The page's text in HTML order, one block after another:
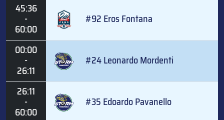
45:36
-
60:00
#92 Eros Fontana
00:00
-
26:11
#24 Leonardo Mordenti
26:11
-
60:00
#35 Edoardo Pavanello